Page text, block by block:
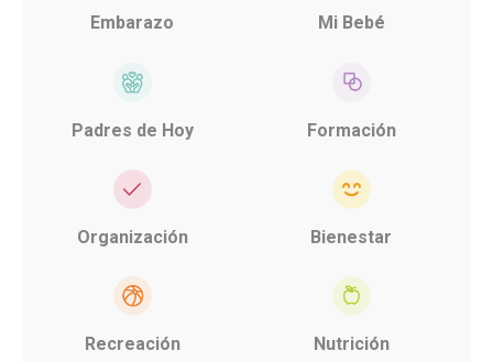
Embarazo Mi Bebé
Padres de Hoy Formación
Organización Bienestar
Recreación Nutrición